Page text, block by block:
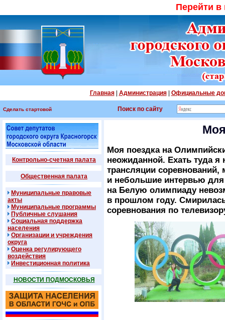
Перейти
Главная| Администрация| Официальные
Сделать стартовой Поиск по сайту
Контрольно-счетная палата
Общественная палата
Муниципальные правовые
акты
Муниципальные программы
Публичные слушания
Социальная поддержка
населения
Организации и учреждения
округа
Оценка регулирующего
воздействия
Инвестиционная политика
НОВОСТИ ПОДМОСКОВЬЯ
Моя поездка на
неожиданной. Ехать туда я
трансляции
и небольшие интервью для
на Белую олимпиаду
в прошлом году.
соревнования по